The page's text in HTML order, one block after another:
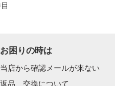
お困りの時は
当店から確認メールが来ない
返品、交換について